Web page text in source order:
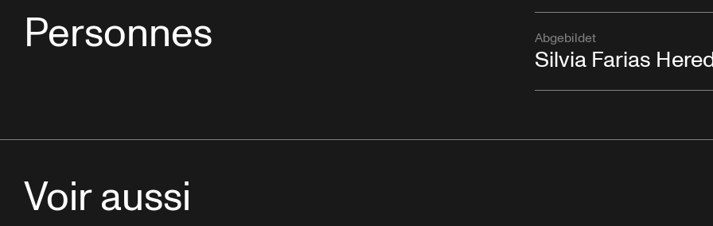
Personnes Abgebildet
Silvia Farias
Voir aussi